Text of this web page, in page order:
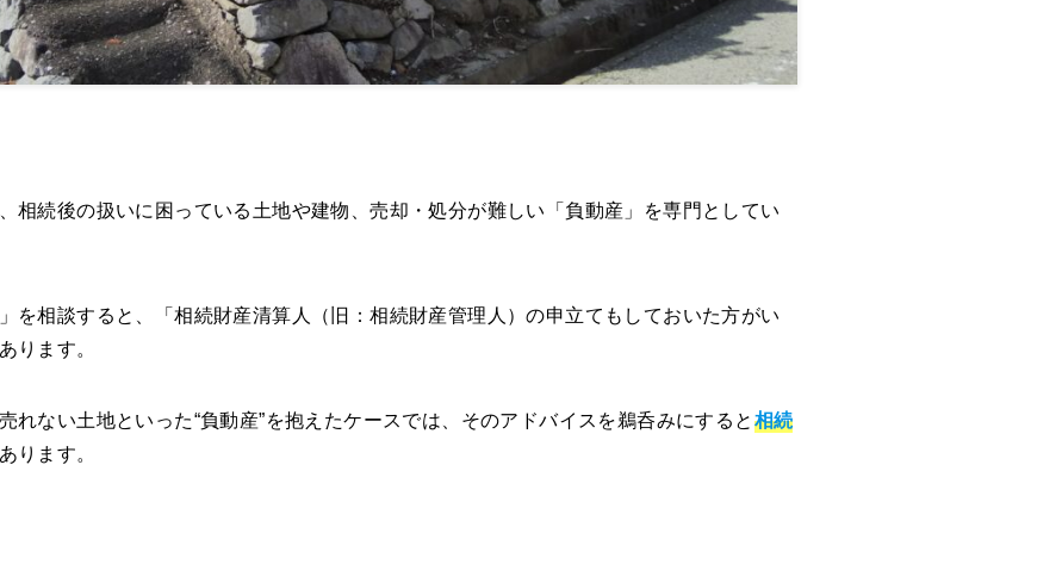
相続後の扱いに困っている土地や建物、売却・処分が難しい「負動産」を専門としてい
を相談すると、「相続財産清算人（旧：相続財産管理人）の申立てもしておいた方がい
ります。
れない土地といった“負動産”を抱えたケースでは、そのアドバイスを鵜呑みにすると 相続
ります。